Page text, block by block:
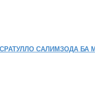
САЛИМЗОДА БА